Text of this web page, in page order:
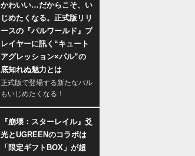
かわいい…だからこそ、い
じめたくなる。正式版リリ
ースの『パルワールド』プ
レイヤーに訊く“キュート
アグレッション×パル”の
底知れぬ魅力とは
正式版で登場する新たなパル
もいじめたくなる！
『崩壊：スターレイル』爻
光とUGREENのコラボは
「限定ギフトBOX」が超